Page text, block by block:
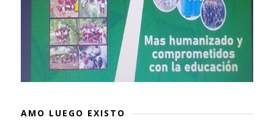
AMO LUEGO EXISTO